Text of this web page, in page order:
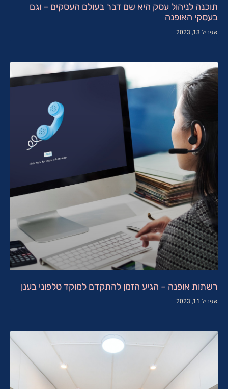
תוכנה לניהול עסק היא שם דבר בעולם העסקים – וגם
בעסקי האופנה
אפריל 13, 2023
רשתות אופנה – הגיע הזמן להתקדם למוקד טלפוני בענן
אפריל 11, 2023